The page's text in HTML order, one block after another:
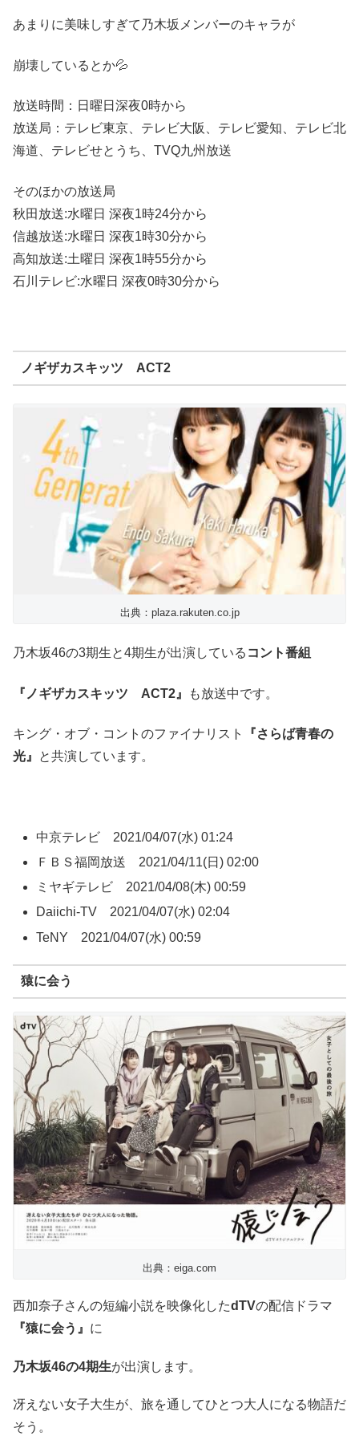
あまりに美味しすぎて乃木坂メンバーのキャラが
崩壊しているとか💦
放送時間：日曜日深夜0時から
放送局：テレビ東京、テレビ大阪、テレビ愛知、テレビ北
海道、テレビせとうち、TVQ九州放送
そのほかの放送局
秋田放送:水曜日 深夜1時24分から
信越放送:水曜日 深夜1時30分から
高知放送:土曜日 深夜1時55分から
石川テレビ:水曜日 深夜0時30分から
ノギザカスキッツ ACT2
出典：plaza.rakuten.co.jp
乃木坂46の3期生と4期生が出演している コント番組
『ノギザカスキッツ ACT2』 も放送中です。
キング・オブ・コントのファイナリスト
『さらば青春の
光』
と共演しています。
中京テレビ 2021/04/07(水) 01:24
ＦＢＳ福岡放送 2021/04/11(日) 02:00
ミヤギテレビ 2021/04/08(木) 00:59
Daiichi-TV 2021/04/07(水) 02:04
TeNY 2021/04/07(水) 00:59
猿に会う
出典：eiga.com
西加奈子さんの短編小説を映像化したdTVの配信ドラマ
『猿に会う』 に
乃木坂46の4期生が出演します。
冴えない女子大生が、旅を通してひとつ大人になる物語だ
そう。